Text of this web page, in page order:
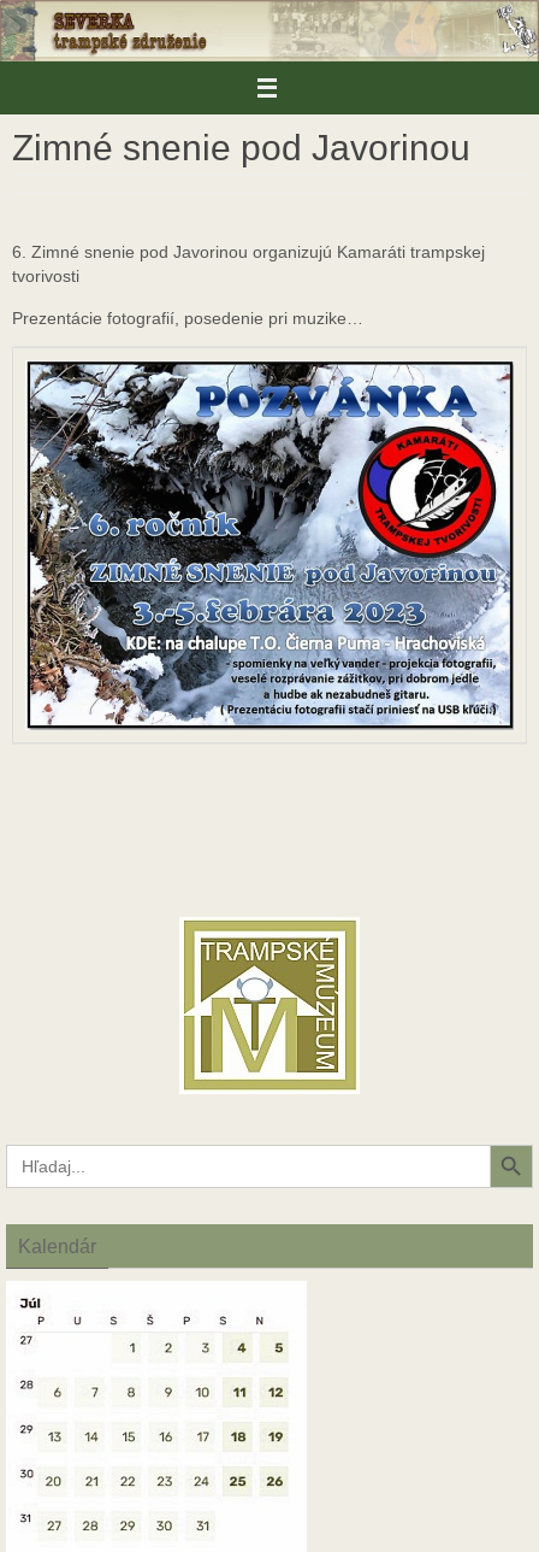
Skip
to
content
Zimné snenie pod Javorinou
6. Zimné snenie pod Javorinou organizujú Kamaráti trampskej
tvorivosti
Prezentácie fotografií, posedenie pri muzike…
Search
for:
Search Button
Kalendár